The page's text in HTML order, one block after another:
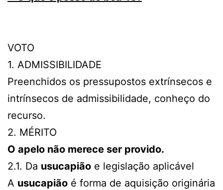
VOTO
1. ADMISSIBILIDADE
Preenchidos os pressupostos extrínsecos e
intrínsecos de admissibilidade, conheço do
recurso.
2. MÉRITO
O apelo não merece ser provido.
2.1. Da usucapião e legislação aplicável
A usucapião é forma de aquisição originária